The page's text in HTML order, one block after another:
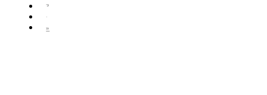
3
›
»